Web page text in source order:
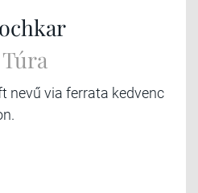
nevű via ferrata kedvenc